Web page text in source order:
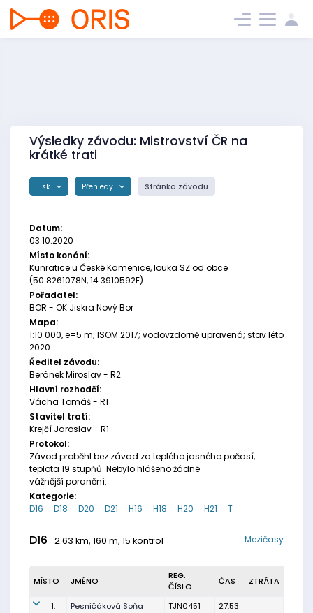
Výsledky závodu: Mistrovství ČR na
krátké trati
Tisk Přehledy Stránka závodu
Datum:
03.10.2020
Místo konání:
Kunratice u České Kamenice, louka SZ od obce
(50.8261078N, 14.3910592E)
Pořadatel:
BOR - OK Jiskra Nový Bor
Mapa:
1:10 000, e=5 m; ISOM 2017; vodovzdorně upravená; stav léto
2020
Ředitel závodu:
Beránek Miroslav - R2
Hlavní rozhodčí:
Vácha Tomáš - R1
Stavitel tratí:
Krejčí Jaroslav - R1
Protokol:
Závod proběhl bez závad za teplého jasného počasí,
teplota 19 stupňů. Nebylo hlášeno žádné
vážnější poranění.
Kategorie:
D16
D18 D20 D21 H16 H18 H20 H21 T
D16 2.63 km, 160 m, 15 kontrol Mezičasy
MÍSTO JMÉNO
REG.
ČÍSLO
ČAS ZTRÁTA
1. Pesničáková Soňa TJN0451
27:53